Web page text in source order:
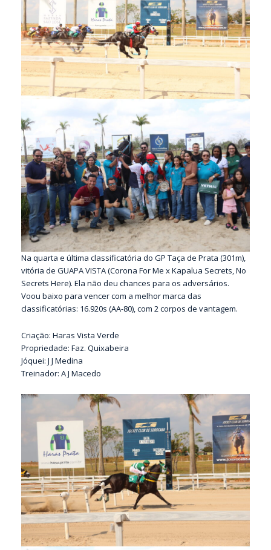
Na quarta e última classificatória do GP Taça de Prata (301m),
vitória de GUAPA VISTA (Corona For Me x Kapalua Secrets, No
Secrets Here). Ela não deu chances para os adversários.
Voou baixo para vencer com a melhor marca das
classificatórias: 16.920s (AA-80), com 2 corpos de vantagem.
Criação: Haras Vista Verde
Propriedade: Faz. Quixabeira
Jóquei: J J Medina
Treinador: A J Macedo